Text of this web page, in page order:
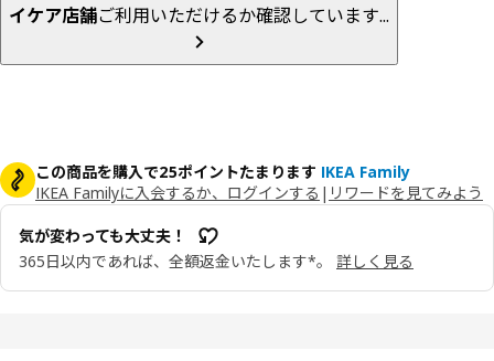
イケア店舗ご利用いただけるか確認しています...
この商品を購入で25ポイントたまります IKEA Family
IKEA Familyに入会するか、ログインする | リワードを見てみよう
気が変わっても大丈夫！
365日以内であれば、全額返金いたします*。
詳しく見る